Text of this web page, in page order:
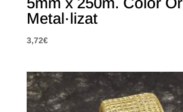
Metal·lizat
3,72€